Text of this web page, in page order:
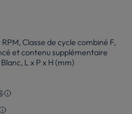
Classe de cycle combiné F,
et contenu supplémentaire
L x P x H (mm)